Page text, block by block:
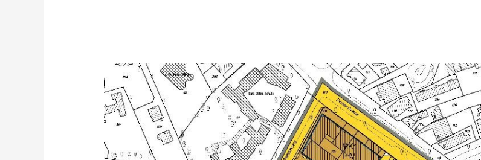
ÖPD
B-
Plan
Verfahren
Zentrum​